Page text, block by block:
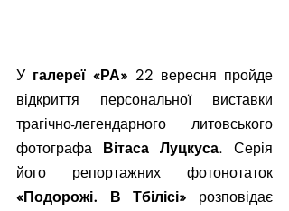
У галереї «РА» 22 вересня пройде
відкриття персональної виставки
трагічно-легендарного литовського
фотографа Вітаса Луцкуса. Серія
«Подорожі. В Тбілісі» розповідає